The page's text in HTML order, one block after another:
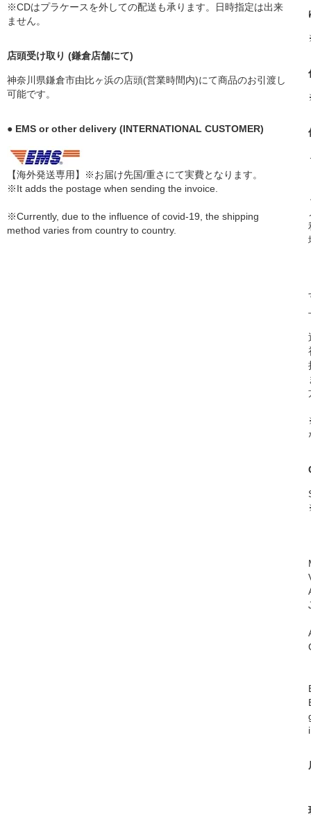
※CDはプラケースを外しての配送も承ります。日時指定は出来
ません。
店頭受け取り (鎌倉店舗にて)
神奈川県鎌倉市由比ヶ浜の店頭(営業時間内)にて商品のお引渡し
可能です。
● EMS or other delivery (INTERNATIONAL CUSTOMER)
【海外発送専用】※お届け先国/重さにて実費となります。
※It adds the postage when sending the invoice.
※Currently, due to the influence of covid-19, the shipping
method varies from country to country.